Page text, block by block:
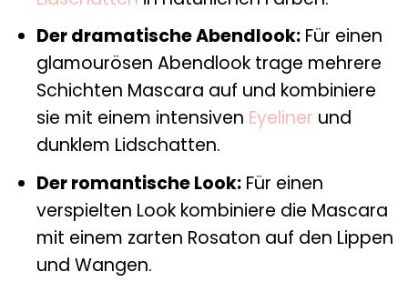
Der dramatische Abendlook:Für einen
glamourösen Abendlook trage mehrere
Schichten Mascara auf und kombiniere
sie mit einem intensiven Eyeliner und
dunklem Lidschatten.
Der romantische Look:Für einen
verspielten Look kombiniere die Mascara
mit einem zarten Rosaton auf den Lippen
und Wangen.